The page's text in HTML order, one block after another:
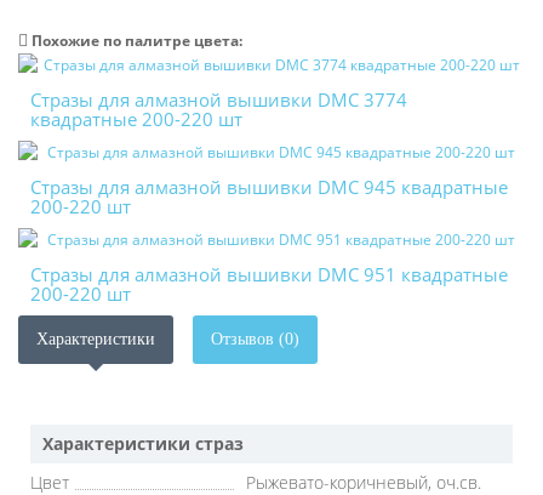
Похожие по палитре цвета:
Стразы для алмазной вышивки DMC 3774
квадратные 200-220 шт
Стразы для алмазной вышивки DMC 945 квадратные
200-220 шт
Стразы для алмазной вышивки DMC 951 квадратные
200-220 шт
Характеристики Отзывов (0)
Характеристики страз
Цвет
Рыжевато-коричневый, оч.св.